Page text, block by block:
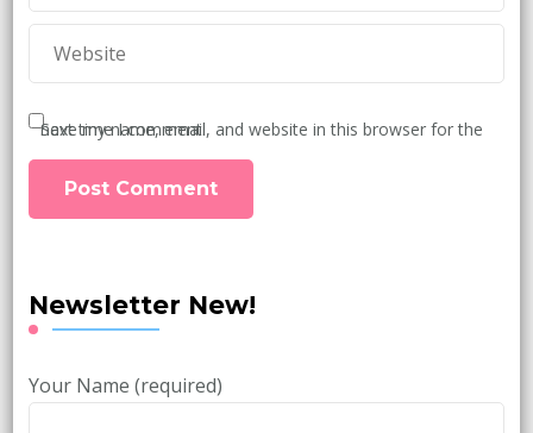
Save my name, email, and website in this browser for the next time I comment.
Newsletter New!
Your Name (required)